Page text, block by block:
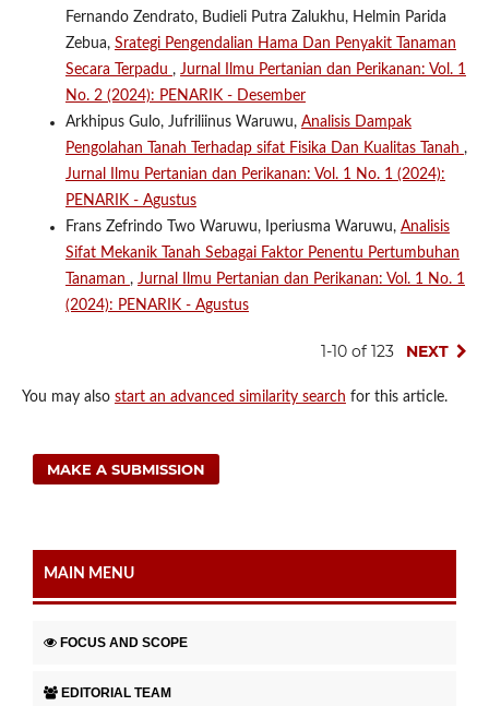
Fernando Zendrato, Budieli Putra Zalukhu, Helmin Parida
Zebua, Srategi Pengendalian Hama Dan Penyakit Tanaman
Secara Terpadu , Jurnal Ilmu Pertanian dan Perikanan: Vol. 1
No. 2 (2024): PENARIK - Desember
Arkhipus Gulo, Jufriliinus Waruwu, Analisis Dampak
Pengolahan Tanah Terhadap sifat Fisika Dan Kualitas Tanah ,
Jurnal Ilmu Pertanian dan Perikanan: Vol. 1 No. 1 (2024):
PENARIK - Agustus
Frans Zefrindo Two Waruwu, Iperiusma Waruwu, Analisis
Sifat Mekanik Tanah Sebagai Faktor Penentu Pertumbuhan
Tanaman , Jurnal Ilmu Pertanian dan Perikanan: Vol. 1 No. 1
(2024): PENARIK - Agustus
1-10 of 123 NEXT
You may also start an advanced similarity search for this article.
MAKE A SUBMISSION
MAIN MENU
FOCUS AND SCOPE
EDITORIAL TEAM